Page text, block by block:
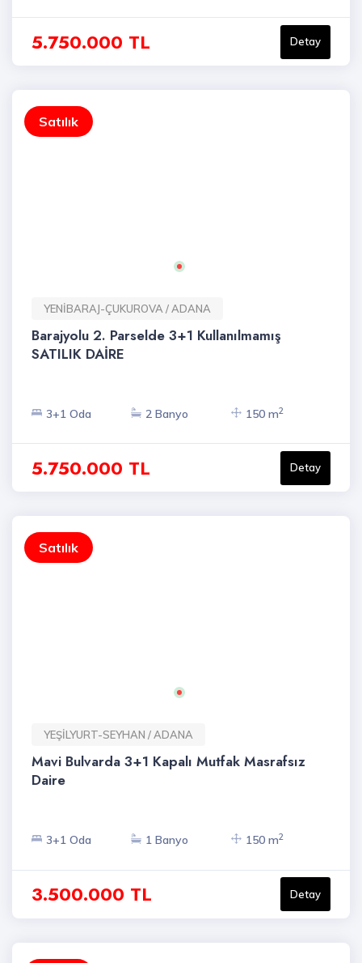
5.750.000 TL Detay
Satılık
YENİBARAJ-ÇUKUROVA / ADANA
Barajyolu 2. Parselde 3+1 Kullanılmamış
SATILIK DAİRE
3+1 Oda 2 Banyo 150 m2
5.750.000 TL Detay
Satılık
YEŞİLYURT-SEYHAN / ADANA
Mavi Bulvarda 3+1 Kapalı Mutfak Masrafsız
Daire
3+1 Oda 1 Banyo 150 m2
3.500.000 TL Detay